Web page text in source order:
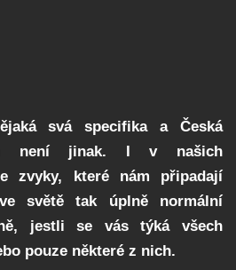
svá specifika a Česká
není jinak. I v našich
zvyky, které nám připadají
světě tak úplně normální
jestli se vás týká všech
pouze některé z nich.